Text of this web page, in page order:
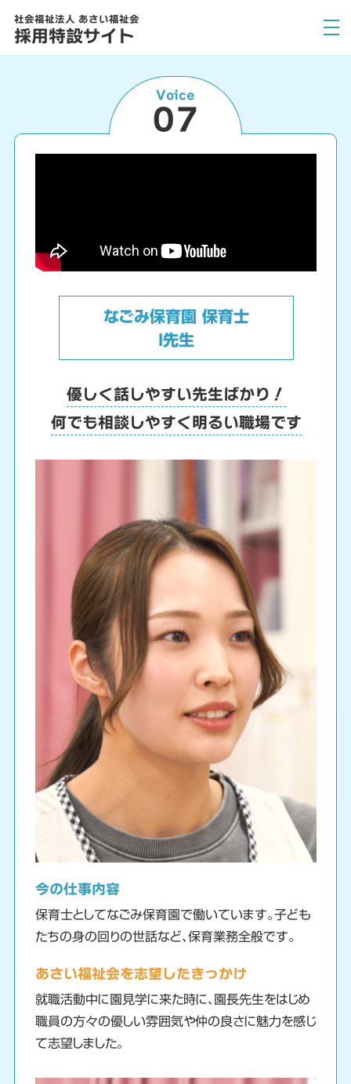
社会福祉法人 あさい福祉会
採用特設サイト
Voice
07
なごみ保育園 保育士
I先生
優しく話しやすい先生ばかり！
何でも相談しやすく明るい職場です
今の仕事内容
保育士としてなごみ保育園で働いています。子ども
たちの身の回りの世話など、保育業務全般です。
あさい福祉会を志望したきっかけ
就職活動中に園見学に来た時に、園長先生をはじめ
職員の方々の優しい雰囲気や仲の良さに魅力を感じ
て志望しました。